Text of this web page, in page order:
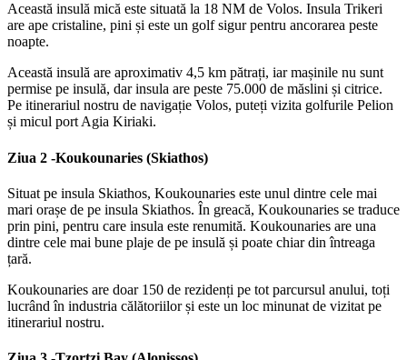
Această insulă mică este situată la 18 NM de Volos. Insula Trikeri
are ape cristaline, pini și este un golf sigur pentru ancorarea peste
noapte.
Această insulă are aproximativ 4,5 km pătrați, iar mașinile nu sunt
permise pe insulă, dar insula are peste 75.000 de măslini și citrice.
Pe itinerariul nostru de navigație Volos, puteți vizita golfurile Pelion
și micul port Agia Kiriaki.
Ziua 2 -Koukounaries (Skiathos)
Situat pe insula Skiathos, Koukounaries este unul dintre cele mai
mari orașe de pe insula Skiathos. În greacă, Koukounaries se traduce
prin pini, pentru care insula este renumită. Koukounaries are una
dintre cele mai bune plaje de pe insulă și poate chiar din întreaga
țară.
Koukounaries are doar 150 de rezidenți pe tot parcursul anului, toți
lucrând în industria călătoriilor și este un loc minunat de vizitat pe
itinerariul nostru.